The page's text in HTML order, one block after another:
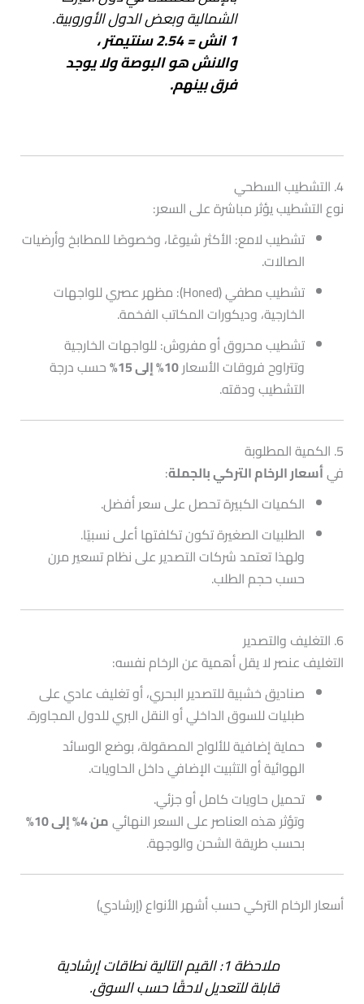
الشمالية وبعض الدول الأوروبية.
1 انش =
2.54 سنتيمتر ،
والانش هو البوصة ولا يوجد
فرق بينهم.
4. التشطيب السطحي
نوع التشطيب يؤثر مباشرة على السعر:
تشطيب لامع: الأكثر شيوعًا، وخصوصًا للمطابخ وأرضيات
الصالات.
تشطيب مطفي (Honed): مظهر عصري للواجهات
الخارجية، وديكورات المكاتب الفخمة.
تشطيب محروق أو مفروش: للواجهات الخارجية
وتتراوح فروقات الأسعار10% إلى 15%
حسب درجة
التشطيب ودقته.
5. الكمية المطلوبة
فيأسعار الرخام التركي بالجملة:
الكميات الكبيرة تحصل على سعر أفضل.
الطلبيات الصغيرة تكون تكلفتها أعلى نسبيًا.
ولهذا تعتمد شركات التصدير على نظام تسعير مرن
حسب حجم الطلب.
6. التغليف والتصدير
التغليف عنصر لا يقل أهمية عن الرخام نفسه:
صناديق خشبية للتصدير البحري، أو تغليف عادي على
طبليات للسوق الداخلي أو النقل البري للدول المجاورة.
حماية إضافية للألواح المصقولة، بوضع الوسائد
الهوائية أو التثبيت الإضافي داخل الحاويات.
تحميل حاويات كامل أو جزئي.
وتؤثر هذه العناصر على السعر النهائيمن 4% إلى 10%
بحسب طريقة الشحن والوجهة.
أسعار الرخام التركي حسب أشهر الأنواع (إرشادي)
ملاحظة 1: القيم التالية نطاقات إرشادية
قابلة للتعديل لاحقًا حسب السوق.